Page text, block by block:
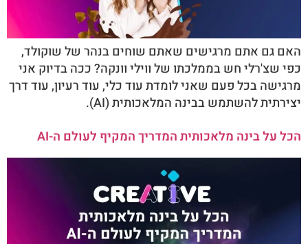
האם גם אתם מרגישים שאתם שוחים בנהר של שוקולד,
כפי שצ'רלי חש בממלכתו של ווילי וונקה? ככה בדיוק אני
מרגישה בכל פעם שאני לומדת עוד כלי, עוד רעיון, עוד דרך
יצירתית להשתמש בבינה המלאכותית (AI).
הכל על בינה מלאכותית המדריך המקיף לעולם ה-AI